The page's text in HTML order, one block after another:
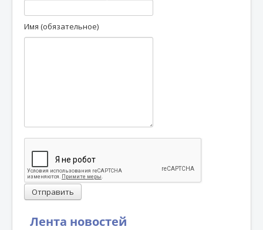
Лента новостей
Имя (обязательное)
Отправить